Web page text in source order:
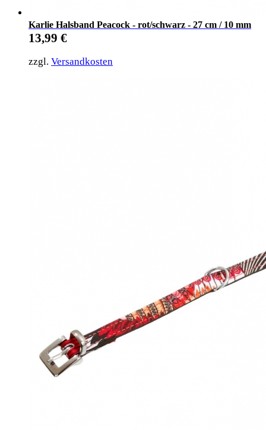
Karlie Halsband Peacock - rot/schwarz - 27 cm / 10 mm
13,99 €
zzgl. Versandkosten